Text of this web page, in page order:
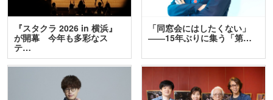
『スタクラ 2026 in 横浜』
が開幕 今年も多彩なス
テ…
「同窓会にはしたくない」
――15年ぶりに集う「第…